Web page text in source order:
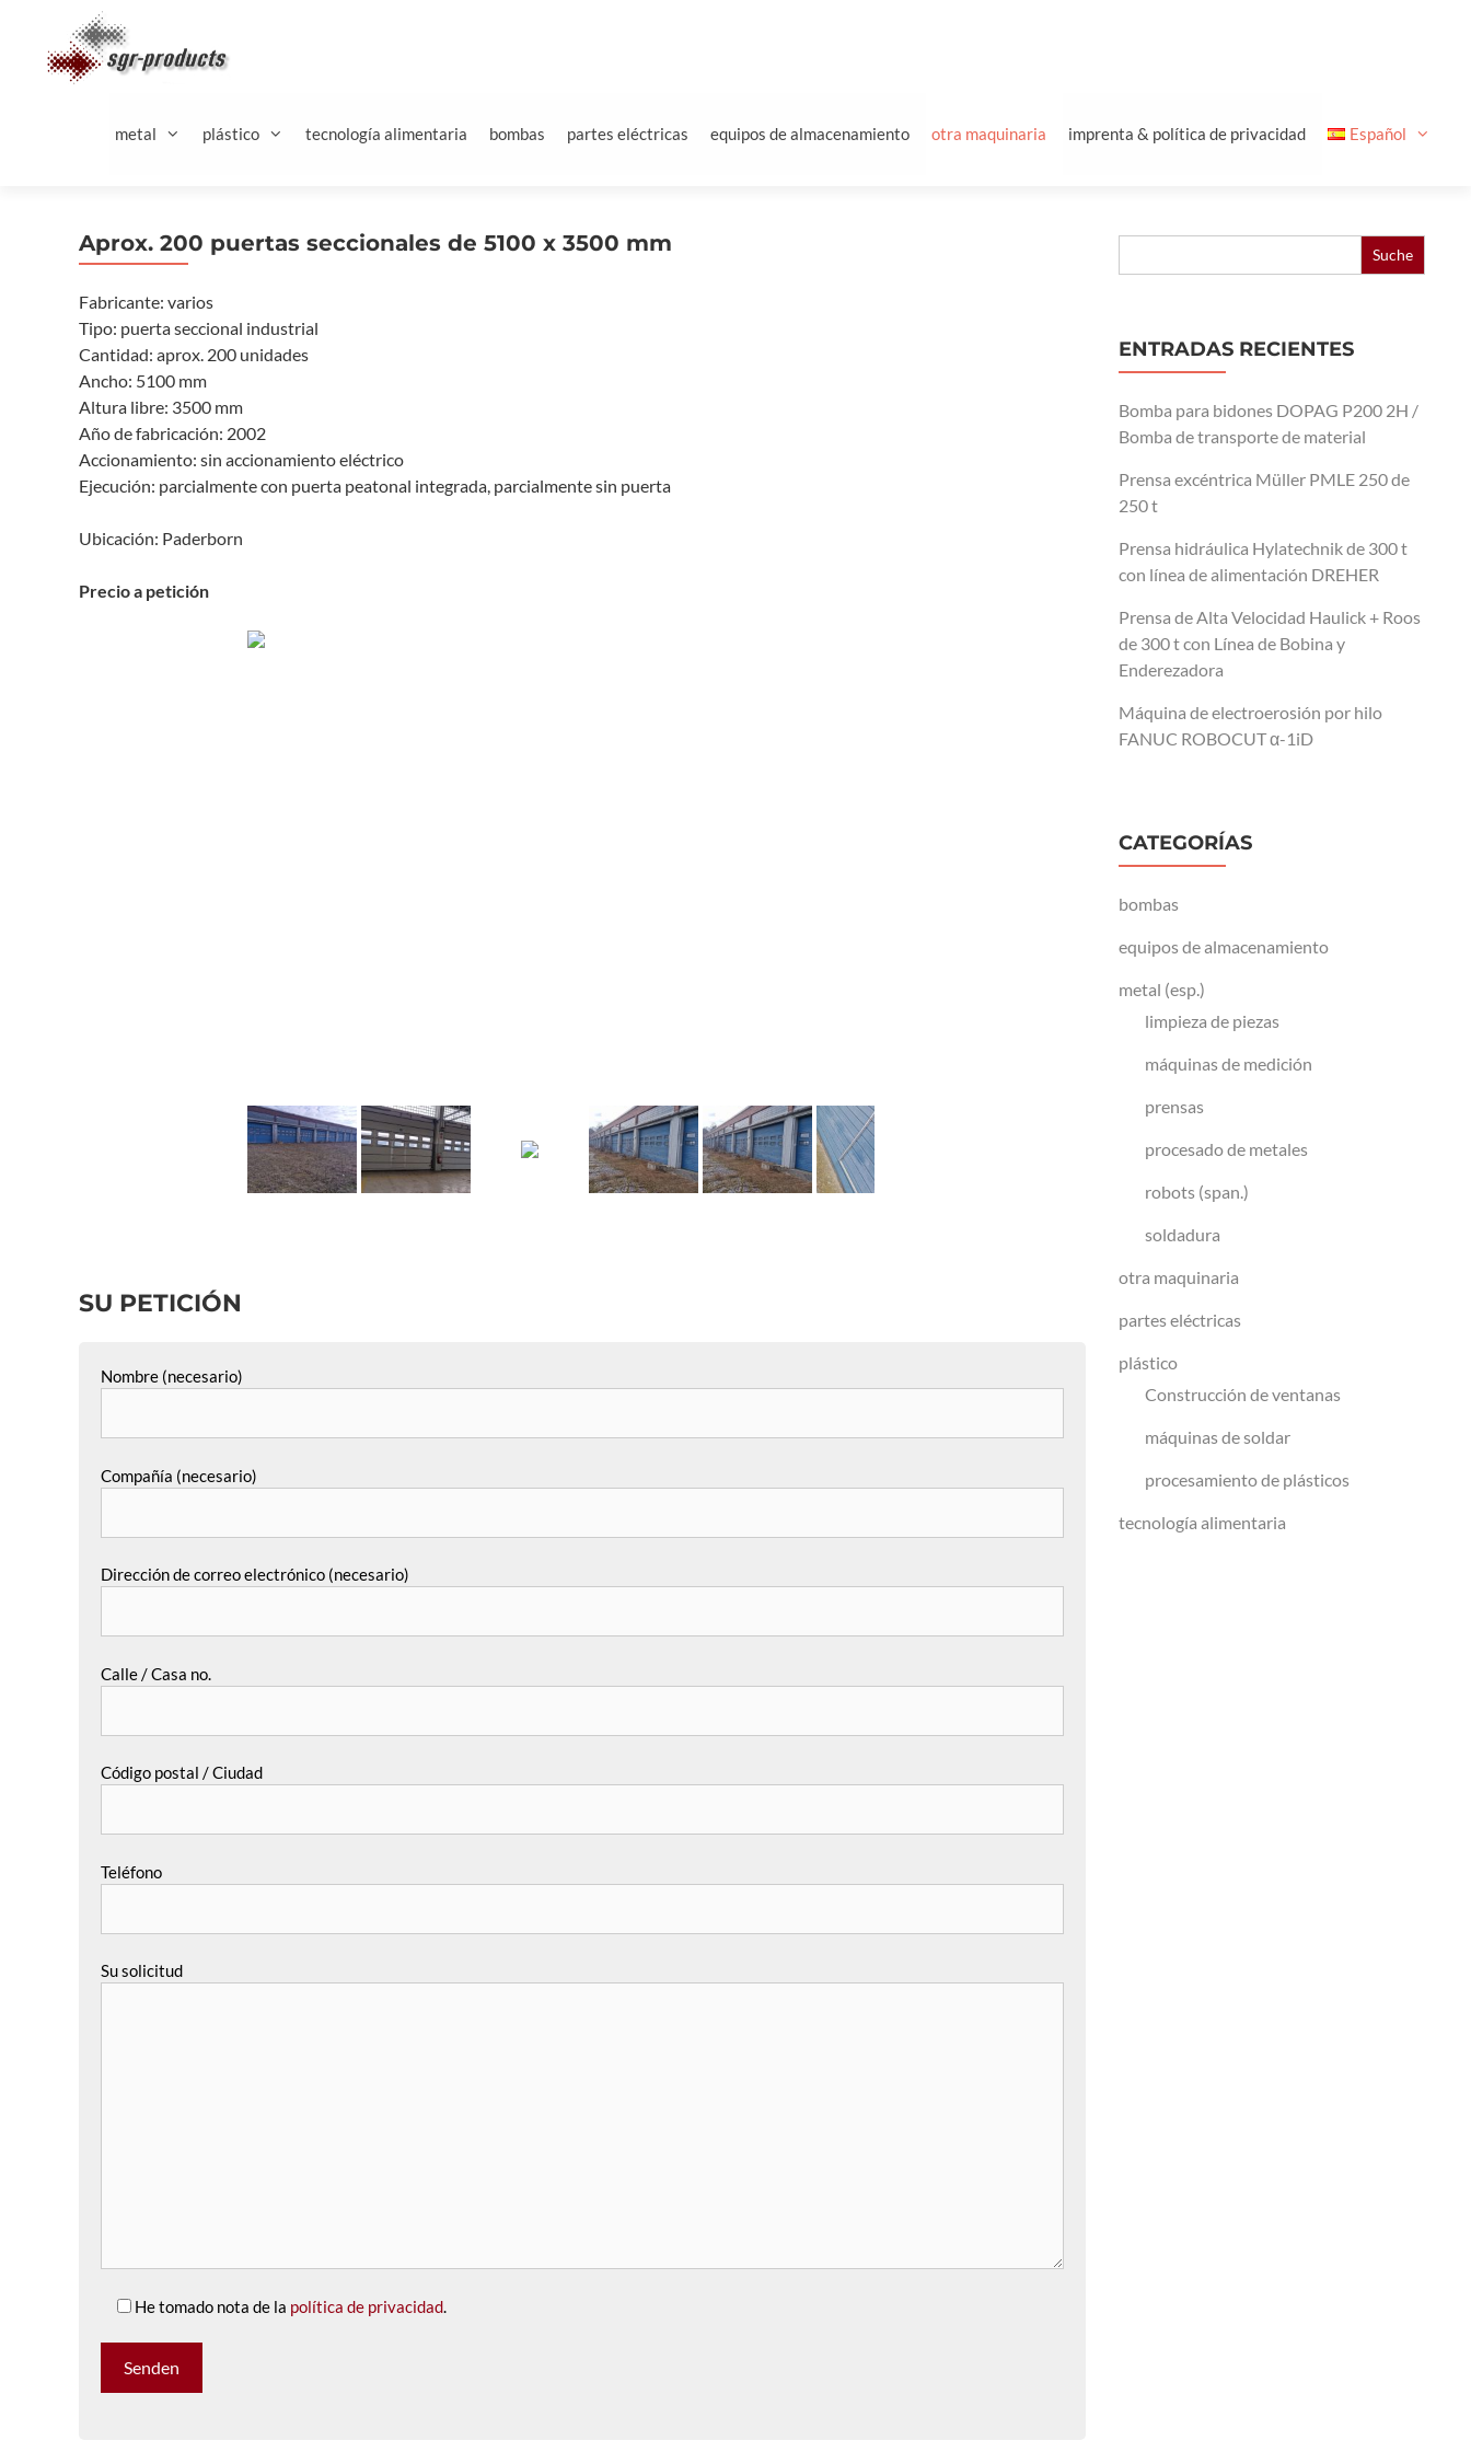
contenido
metal plástico tecnología alimentaria bombas partes eléctricas equipos de almacenamiento otra maquinaria imprenta & política de privacidad Español
Aprox. 200 puertas seccionales de 5100 x 3500 mm
Fabricante: varios
Tipo: puerta seccional industrial
Cantidad: aprox. 200 unidades
Ancho: 5100 mm
Altura libre: 3500 mm
Año de fabricación: 2002
Accionamiento: sin accionamiento eléctrico
Ejecución: parcialmente con puerta peatonal integrada, parcialmente sin puerta
Ubicación: Paderborn
Precio a petición
SU PETICIÓN
Nombre (necesario)
Compañía (necesario)
Dirección de correo electrónico (necesario)
Calle / Casa no.
Código postal / Ciudad
Teléfono
Su solicitud
He tomado nota de la política de privacidad.
Buscar:
ENTRADAS RECIENTES
Bomba para bidones DOPAG P200 2H /
Bomba de transporte de material
Prensa excéntrica Müller PMLE 250 de
250 t
Prensa hidráulica Hylatechnik de 300 t
con línea de alimentación DREHER
Prensa de Alta Velocidad Haulick + Roos
de 300 t con Línea de Bobina y
Enderezadora
Máquina de electroerosión por hilo
FANUC ROBOCUT α-1iD
CATEGORÍAS
bombas
equipos de almacenamiento
metal (esp.)
limpieza de piezas
máquinas de medición
prensas
procesado de metales
robots (span.)
soldadura
otra maquinaria
partes eléctricas
plástico
Construcción de ventanas
máquinas de soldar
procesamiento de plásticos
tecnología alimentaria